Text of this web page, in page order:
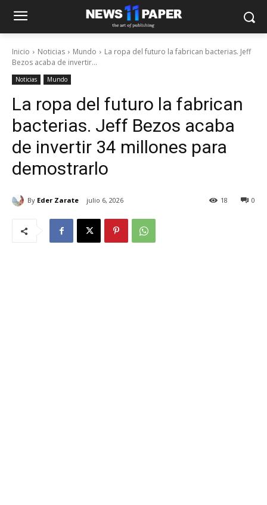
Inicio Noticias Mundo
La ropa del futuro la fabrican bacterias. Jeff
Bezos acaba de invertir...
Noticias Mundo
La ropa del futuro la fabrican
bacterias. Jeff Bezos acaba
de invertir 34 millones para
demostrarlo
By Eder Zarate julio 6, 2026 0
18